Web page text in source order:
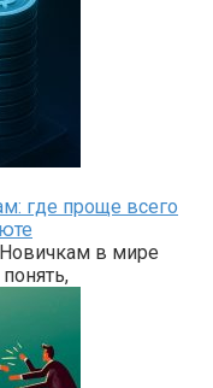
где проще всего
в мире